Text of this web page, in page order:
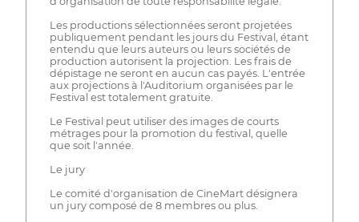
Les productions sélectionnées seront projetées
publiquement pendant les jours du Festival, étant
entendu que leurs auteurs ou leurs sociétés de
production autorisent la projection. Les frais de
dépistage ne seront en aucun cas payés. L'entrée
aux projections à l'Auditorium organisées par le
Festival est totalement gratuite.
Le Festival peut utiliser des images de courts
métrages pour la promotion du festival, quelle
que soit l'année.
Le jury
Le comité d'organisation de CineMart désignera
un jury composé de 8 membres ou plus.